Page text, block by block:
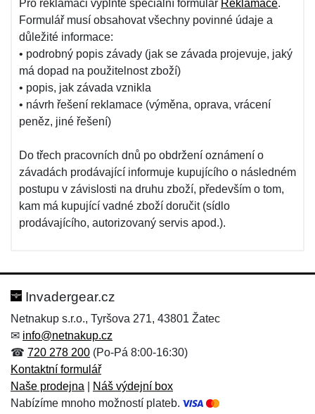
Pro reklamaci vyplňte speciální formulář Reklamace.
Formulář musí obsahovat všechny povinné údaje a
důležité informace:
• podrobný popis závady (jak se závada projevuje, jaký
má dopad na použitelnost zboží)
• popis, jak závada vznikla
• návrh řešení reklamace (výměna, oprava, vrácení
peněz, jiné řešení)
Do třech pracovních dnů po obdržení oznámení o
závadách prodávající informuje kupujícího o následném
postupu v závislosti na druhu zboží, především o tom,
kam má kupující vadné zboží doručit (sídlo
prodávajícího, autorizovaný servis apod.).
Invadergear.cz
Netnakup s.r.o., Tyršova 271, 43801 Žatec
✉ info@netnakup.cz
☎ 720 278 200 (Po-Pá 8:00-16:30)
Kontaktní formulář
Naše prodejna
Náš výdejní box
Nabízíme mnoho možností plateb.